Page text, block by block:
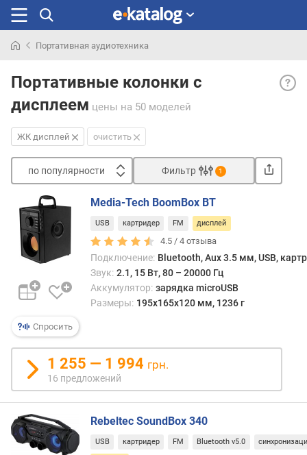
раньше
Портативная аудиотехника
Портативные колонки с
дисплеем цены на 50 моделей
ЖК
—
FM-
т.п.
ЖК дисплей очистить
по популярности
п
о
п
о
у
л
р
н
с
о
т
Фильтр 1
Спросить
Media-Tech BoomBox BT
USB картридер FM дисплей
4.5 /4 отзыва
Подключение: Bluetooth, Aux 3.5 мм, USB,
Звук: 2.1, 15 Вт, 80 – 20000 Гц
Аккумулятор: зарядка microUSB
Размеры: 195х165х120 мм, 1236 г
1 255 — 1 994 грн.
16 предложений
Rebeltec SoundBox 340
USB картридер FM Bluetooth v5.0